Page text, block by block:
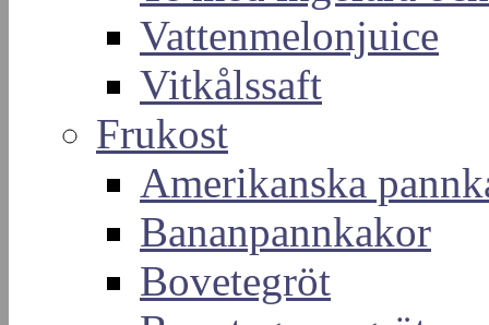
Vattenmelonjuice
Vitkålssaft
Frukost
Amerikanska
Bananpannkakor
Bovetegröt